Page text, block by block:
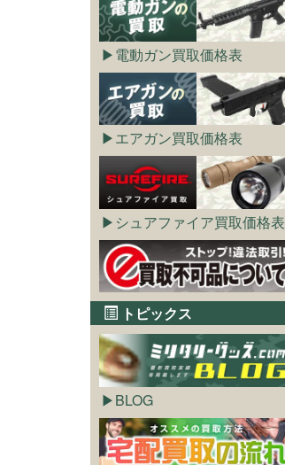
電動ガン買取価格表
エアガン買取価格表
シュアファイア買取価格表
トピックス
BLOG